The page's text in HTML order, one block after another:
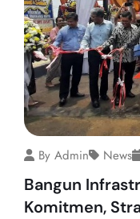
By Admin News
Bangun
Komitmen,